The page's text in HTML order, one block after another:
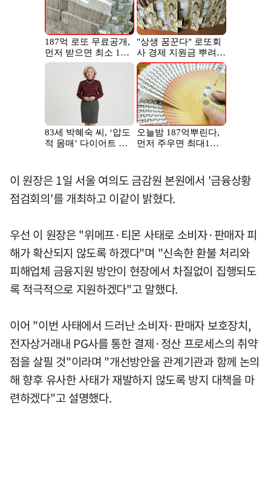
이 원장은 1일 서울 여의도 금감원 본원에서 '금융상황
점검회의'를 개최하고 이같이 밝혔다.
우선 이 원장은 "위메프·티몬 사태로 소비자·판매자 피
해가 확산되지 않도록 하겠다"며 "신속한 환불 처리와
피해업체 금융지원 방안이 현장에서 차질없이 집행되도
록 적극적으로 지원하겠다"고 말했다.
이어 "이번 사태에서 드러난 소비자·판매자 보호장치,
전자상거래내 PG사를 통한 결제·정산 프로세스의 취약
점을 살필 것"이라며 "개선방안을 관계기관과 함께 논의
해 향후 유사한 사태가 재발하지 않도록 방지 대책을 마
련하겠다"고 설명했다.